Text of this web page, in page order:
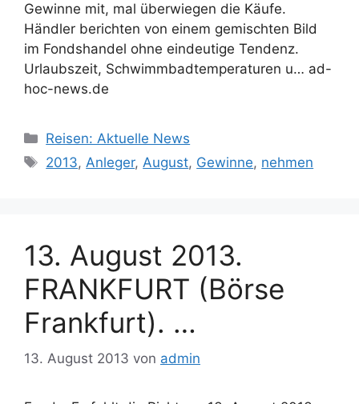
Gewinne mit, mal überwiegen die Käufe.
Händler berichten von einem gemischten Bild
im Fondshandel ohne eindeutige Tendenz.
Urlaubszeit, Schwimmbadtemperaturen u… ad-
hoc-news.de
Kategorien
Reisen: Aktuelle News
Schlagwörter
2013,Anleger,August, Gewinne, nehmen
13. August 2013.
FRANKFURT (Börse
Frankfurt). …
13. August 2013 von admin